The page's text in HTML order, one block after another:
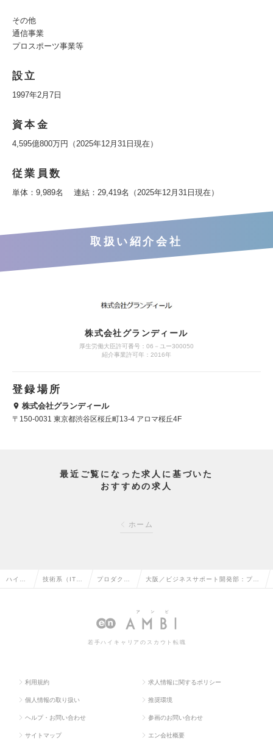
その他
通信事業
プロスポーツ事業等
設立
1997年2月7日
資本金
4,595億800万円（2025年12月31日現在）
従業員数
単体：9,989名 連結：29,419名（2025年12月31日現在）
取扱い紹介会社
株式会社グランディール
厚生労働大臣許可番号：06－ユー300050
紹介事業許可年：2016年
登録場所
株式会社グランディール
〒150-0031 東京都渋谷区桜丘町13-4 アロマ桜丘4F
最近ご覧になった求人に基づいた
おすすめの求人
ホーム
ハイク 技術系（IT・ プロダクト
ーの転職
大阪／ビジネスサポート開発部：プロ
（Mgrクラス）の求人情報
若手ハイキャリアのスカウト転職
利用規約 求人情報に関するポリシー
個人情報の取り扱い 推奨環境
ヘルプ・お問い合わせ 参画のお問い合わせ
サイトマップ エン会社概要